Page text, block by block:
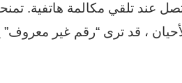
عند تلقي مكالمة هاتفية.
، قد ترى “رقم غير معروف”